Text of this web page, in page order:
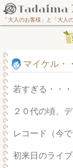
「大人のお客様」と「大人
マイケル・
若すぎる・・・
２０代の頃、
レコード（今
初来日のライ